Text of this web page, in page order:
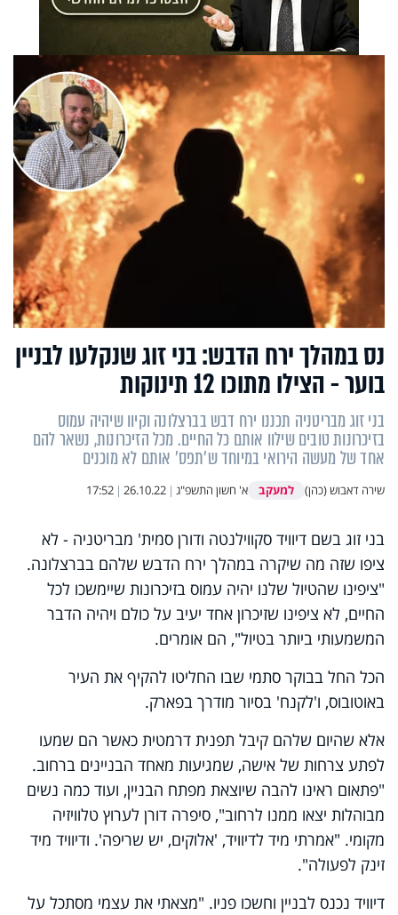
נס במהלך ירח הדבש: בני זוג שנקלעו לבניין
בוער - הצילו מתוכו 12 תינוקות
בני זוג מבריטניה תכננו ירח דבש בברצלונה וקיוו שיהיה עמוס
בזיכרונות טובים שילוו אותם כל החיים. מכל הזיכרונות, נשאר להם
אחד של מעשה הירואי במיוחד ש'תפס' אותם לא מוכנים
שירה דאבוש (כהן) למעקב א' חשון התשפ"ג |
26.10.22
|
17:52
בני זוג בשם דיוויד סקווילנטה ודורן סמית' מבריטניה - לא
ציפו שזה מה שיקרה במהלך ירח הדבש שלהם בברצלונה.
"ציפינו שהטיול שלנו יהיה עמוס בזיכרונות שיימשכו לכל
החיים, לא ציפינו שזיכרון אחד יעיב על כולם ויהיה הדבר
המשמעותי ביותר בטיול", הם אומרים.
הכל החל בבוקר סתמי שבו החליטו להקיף את העיר
באוטובוס, ו'לקנח' בסיור מודרך בפארק.
אלא שהיום שלהם קיבל תפנית דרמטית כאשר הם שמעו
לפתע צרחות של אישה, שמגיעות מאחד הבניינים ברחוב.
"פתאום ראינו להבה שיוצאת מפתח הבניין, ועוד כמה נשים
מבוהלות יצאו ממנו לרחוב", סיפרה דורן לערוץ טלוויזיה
מקומי. "אמרתי מיד לדיוויד, 'אלוקים, יש שריפה'. ודיוויד מיד
זינק לפעולה".
דיוויד נכנס לבניין וחשכו פניו. "מצאתי את עצמי מסתכל על